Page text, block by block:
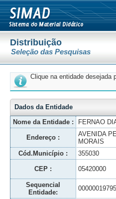
Distribuição
Seleção das Pesquisas
Clique na entidade desejada
Dados da Entidade
Nome da Entidade :
FERNAO
Endereço :
AVENIDA
MORAIS
Cód.Município : 355030
CEP : 05420000
Sequencial
Entidade: